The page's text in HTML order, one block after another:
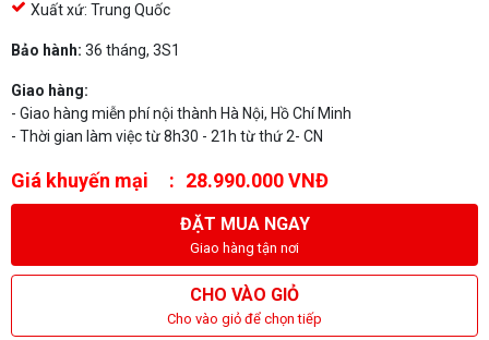
Xuất xứ: Trung Quốc
Bảo hành: 36 tháng, 3S1
Giao hàng:
- Giao hàng miễn phí nội thành Hà Nội, Hồ Chí Minh
- Thời gian làm việc từ 8h30 - 21h từ thứ 2- CN
Giá khuyến mại 28.990.000 VNĐ
ĐẶT MUA NGAY
Giao hàng tận nơi
CHO VÀO GIỎ
Cho vào giỏ để chọn tiếp